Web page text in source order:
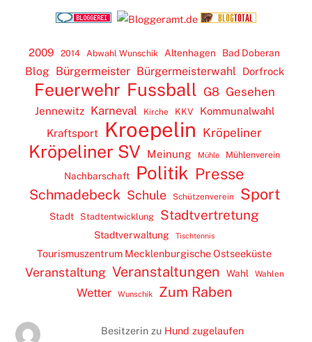
2009 2014 Abwahl Wunschik Altenhagen Bad Doberan
Blog Bürgermeister Bürgermeisterwahl Dorfrock
Feuerwehr Fussball G8 Gesehen
Jennewitz Karneval Kirche KKV
Kommunalwahl
Kraftsport
Kroepelin Kröpeliner
Kröpeliner SV Meinung Mühle Mühlenverein
Nachbarschaft Politik Presse
Schmadebeck Schule Schützenverein Sport
Stadt Stadtentwicklung Stadtvertretung
Stadtverwaltung Tischtennis
Tourismuszentrum Mecklenburgische Ostseeküste
Veranstaltung Veranstaltungen Wahl Wahlen
Wetter Wunschik Zum Raben
Besitzerinzu Hund zugelaufen